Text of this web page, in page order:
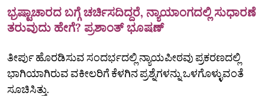
ಭ್ರಷ್ಟಾಚಾರದ ಬಗ್ಗೆ ಚರ್ಚಿಸದಿದ್ದರೆ, ನ್ಯಾಯಾಂಗದಲ್ಲಿ ಸುಧಾರಣೆ
ತರುವುದು ಹೇಗೆ? ಪ್ರಶಾಂತ್ ಭೂಷಣ್
ತೀರ್ಪು ಹೊರಡಿಸುವ ಸಂದರ್ಭದಲ್ಲಿ ನ್ಯಾಯಪೀಠವು ಪ್ರಕರಣದಲ್ಲಿ
ಭಾಗಿಯಾಗಿರುವ ವಕೀಲರಿಗೆ ಕೆಳಗಿನ ಪ್ರಶ್ನೆಗಳನ್ನು ಒಳಗೊಳ್ಳುವಂತೆ
ಸೂಚಿಸಿತ್ತು.